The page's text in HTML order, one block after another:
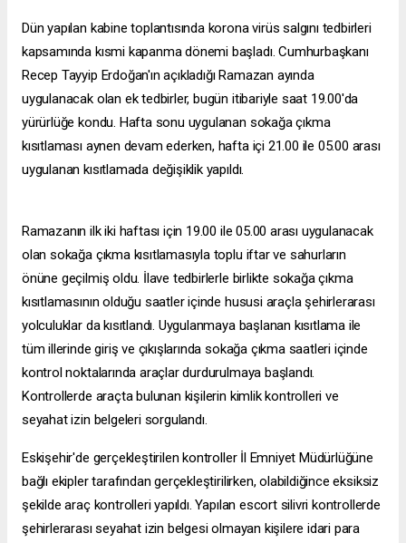
Dün yapılan kabine toplantısında korona virüs salgını tedbirleri
kapsamında kısmi kapanma dönemi başladı. Cumhurbaşkanı
Recep Tayyip Erdoğan'ın açıkladığı Ramazan ayında
uygulanacak olan ek tedbirler, bugün itibariyle saat 19.00'da
yürürlüğe kondu. Hafta sonu uygulanan sokağa çıkma
kısıtlaması aynen devam ederken, hafta içi 21.00 ile 05.00 arası
uygulanan kısıtlamada değişiklik yapıldı.
Ramazanın ilk iki haftası için 19.00 ile 05.00 arası uygulanacak
olan sokağa çıkma kısıtlamasıyla toplu iftar ve sahurların
önüne geçilmiş oldu. İlave tedbirlerle birlikte sokağa çıkma
kısıtlamasının olduğu saatler içinde hususi araçla şehirlerarası
yolculuklar da kısıtlandı. Uygulanmaya başlanan kısıtlama ile
tüm illerinde giriş ve çıkışlarında sokağa çıkma saatleri içinde
kontrol noktalarında araçlar durdurulmaya başlandı.
Kontrollerde araçta bulunan kişilerin kimlik kontrolleri ve
seyahat izin belgeleri sorgulandı.
Eskişehir'de gerçekleştirilen kontroller İl Emniyet Müdürlüğüne
bağlı ekipler tarafından gerçekleştirilirken, olabildiğince eksiksiz
şekilde araç kontrolleri yapıldı. Yapılan escort silivri kontrollerde
şehirlerarası seyahat izin belgesi olmayan kişilere idari para